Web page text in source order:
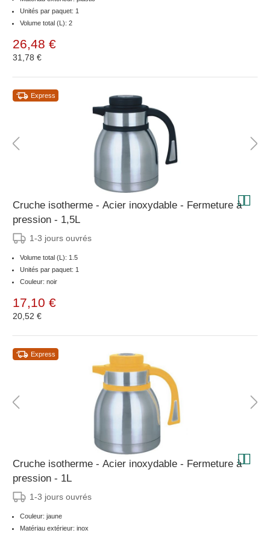
Unités par paquet: 1
Volume total (L): 2
26,48 €
31,78 €
Express
Cruche isotherme - Acier inoxydable - Fermeture à
pression - 1,5L
1-3 jours ouvrés
Volume total (L): 1.5
Unités par paquet: 1
Couleur: noir
17,10 €
20,52 €
Express
Cruche isotherme - Acier inoxydable - Fermeture à
pression - 1L
1-3 jours ouvrés
Couleur: jaune
Matériau extérieur: inox